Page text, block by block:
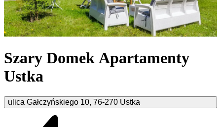
Szary Domek Apartamenty
Ustka
ulica Gałczyńskiego 10, 76-270 Ustka